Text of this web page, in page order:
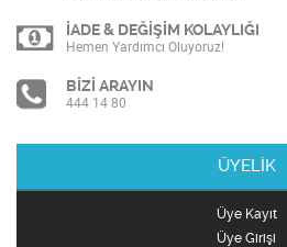
İADE & DEĞİŞİM KOLAYLIĞI
Hemen Yardımcı Oluyoruz!
BİZİ ARAYIN
444 14 80
ÜYELİK
Üye Kayıt
Üye Girişi